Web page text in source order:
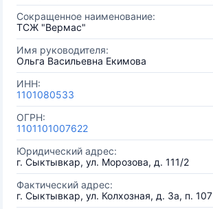
Сокращенное наименование:
ТСЖ "Вермас"
Имя руководителя:
Ольга Васильевна Екимова
ИНН:
1101080533
ОГРН:
1101101007622
Юридический адрес:
г. Сыктывкар, ул. Морозова, д. 111/2
Фактический адрес:
г. Сыктывкар, ул. Колхозная, д. 3а, п. 107